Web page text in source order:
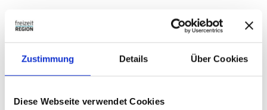
Zustimmung Details Über Cookies
Diese Webseite verwendet Cookies
Tiere (Hunde) erlaubt
PKW-Parkplatz am Haus
Freies WLAN